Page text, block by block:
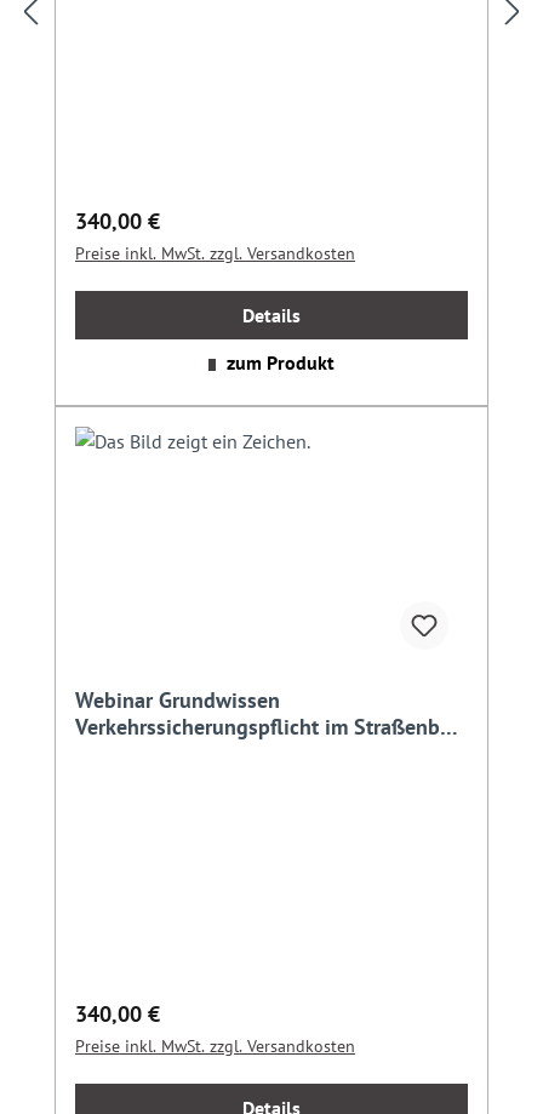
Regulärer Preis:
340,00 €
Preise inkl. MwSt. zzgl. Versandkosten
Details
zum Produkt
Webinar Grundwissen
Verkehrssicherungspflicht im Straßenbau
Regulärer Preis:
340,00 €
Preise inkl. MwSt. zzgl. Versandkosten
Details